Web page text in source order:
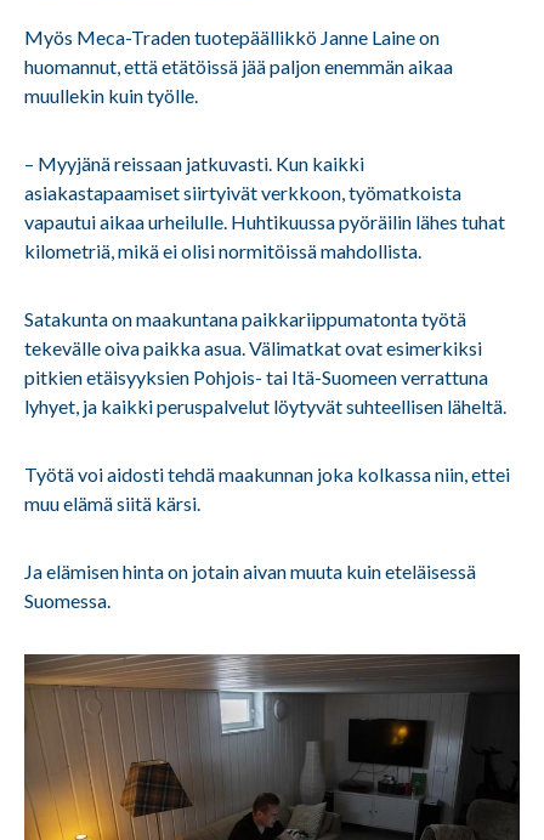
Myös Meca-Traden tuotepäällikkö Janne Laine on
huomannut, että etätöissä jää paljon enemmän aikaa
muullekin kuin työlle.
– Myyjänä reissaan jatkuvasti. Kun kaikki
asiakastapaamiset siirtyivät verkkoon, työmatkoista
vapautui aikaa urheilulle. Huhtikuussa pyöräilin lähes tuhat
kilometriä, mikä ei olisi normitöissä mahdollista.
Satakunta on maakuntana paikkariippumatonta työtä
tekevälle oiva paikka asua. Välimatkat ovat esimerkiksi
pitkien etäisyyksien Pohjois- tai Itä-Suomeen verrattuna
lyhyet, ja kaikki peruspalvelut löytyvät suhteellisen läheltä.
Työtä voi aidosti tehdä maakunnan joka kolkassa niin, ettei
muu elämä siitä kärsi.
Ja elämisen hinta on jotain aivan muuta kuin eteläisessä
Suomessa.